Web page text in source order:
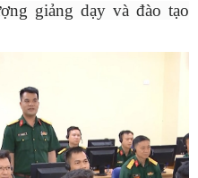
giảng dạy và đào tạo